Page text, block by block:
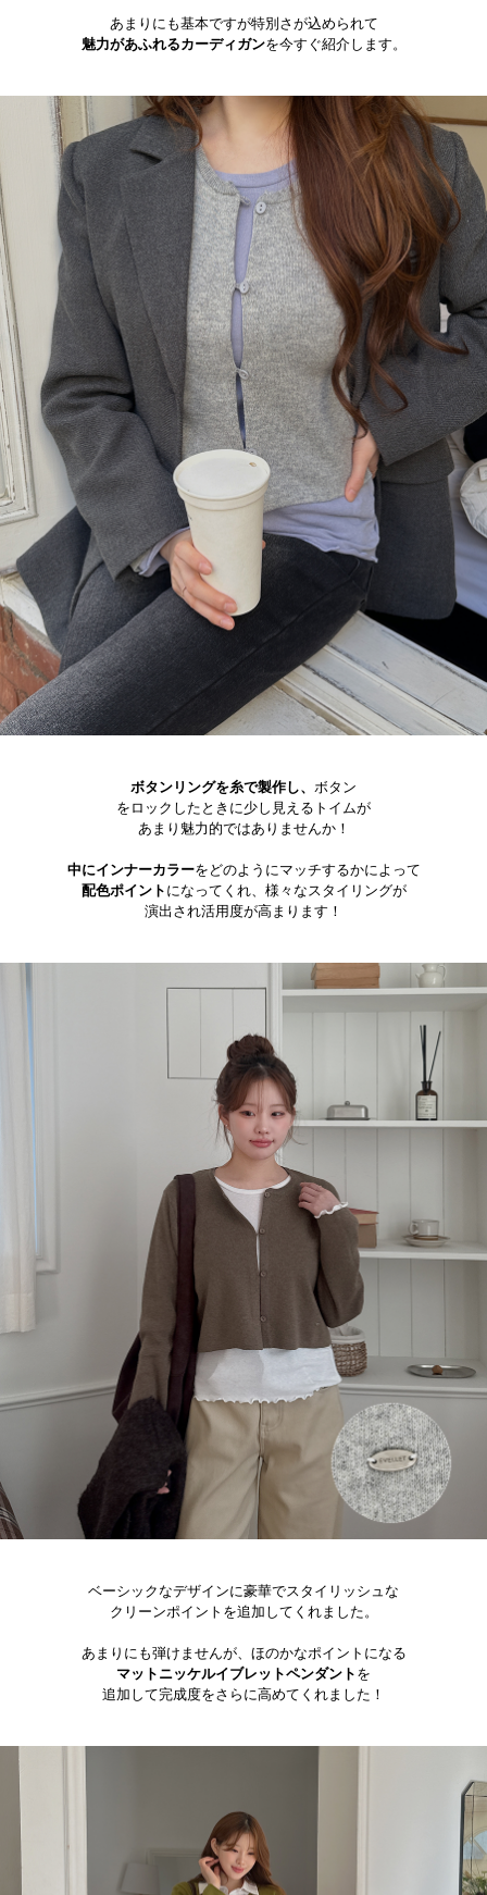
あまりにも基本ですが特別さが込められて
魅力があふれるカーディガンを今すぐ紹介します。
ボタンリングを糸で製作し、 ボタン
をロックしたときに少し見えるトイムが
あまり魅力的ではありませんか！
中にインナーカラーをどのようにマッチするかによって
配色ポイント になってくれ、様々なスタイリングが
演出され活用度が高まります！
ベーシックなデザインに豪華でスタイリッシュな
クリーンポイントを追加してくれました。
あまりにも弾けませんが、ほのかなポイントになる
マットニッケルイブレットペンダント を
追加して完成度をさらに高めてくれました！